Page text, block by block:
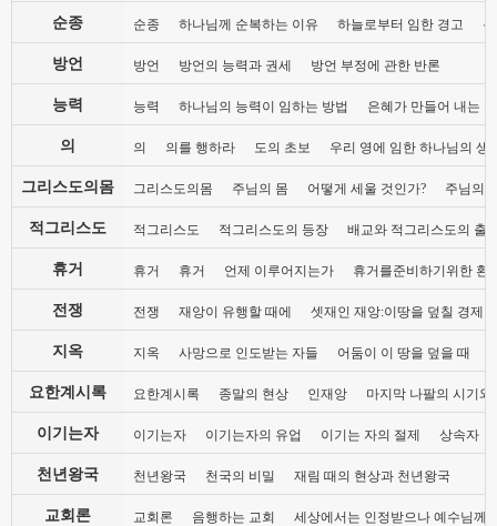
순종 순종 하나님께 순복하는 이유 하늘로부터 임한 경고
방언 방언 방언의 능력과 권세 방언 부정에 관한 반론
능력 능력 하나님의 능력이 임하는 방법 은혜가 만들어 내는
의 의 의를 행하라 도의 초보 우리 영에 임한 하나님의 생
그리스도의몸 그리스도의몸 주님의 몸 어떻게 세울 것인가? 주님의
적그리스도 적그리스도 적그리스도의 등장 배교와 적그리스도의 출
휴거 휴거 휴거 언제 이루어지는가 휴거를준비하기위한 환
전쟁 전쟁 재앙이 유행할 때에 셋재인 재앙:이땅을 덮칠 경제
지옥 지옥 사망으로 인도받는 자들 어둠이 이 땅을 덮을 때
요한계시록 요한계시록 종말의 현상 인재앙 마지막 나팔의 시기와
이기는자 이기는자 이기는자의 유업 이기는 자의 절제 상속자
천년왕국 천년왕국 천국의 비밀 재림 때의 현상과 천년왕국
교회론 교회론 음행하는 교회 세상에서는 인정받으나 예수님께